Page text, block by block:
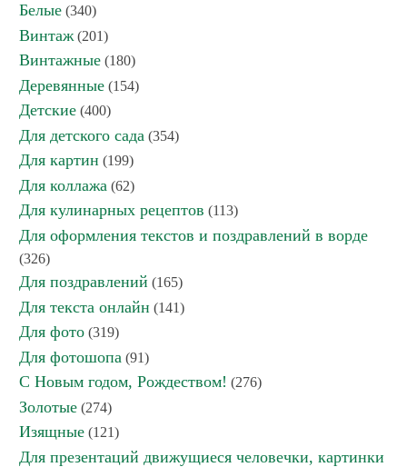
Белые (340)
Винтаж (201)
Винтажные (180)
Деревянные (154)
Детские (400)
Для детского сада (354)
Для картин (199)
Для коллажа (62)
Для кулинарных рецептов (113)
Для оформления текстов и поздравлений в ворде
(326)
Для поздравлений (165)
Для текста онлайн (141)
Для фото (319)
Для фотошопа (91)
С Новым годом, Рождеством! (276)
Золотые (274)
Изящные (121)
Для презентаций движущиеся человечки, картинки